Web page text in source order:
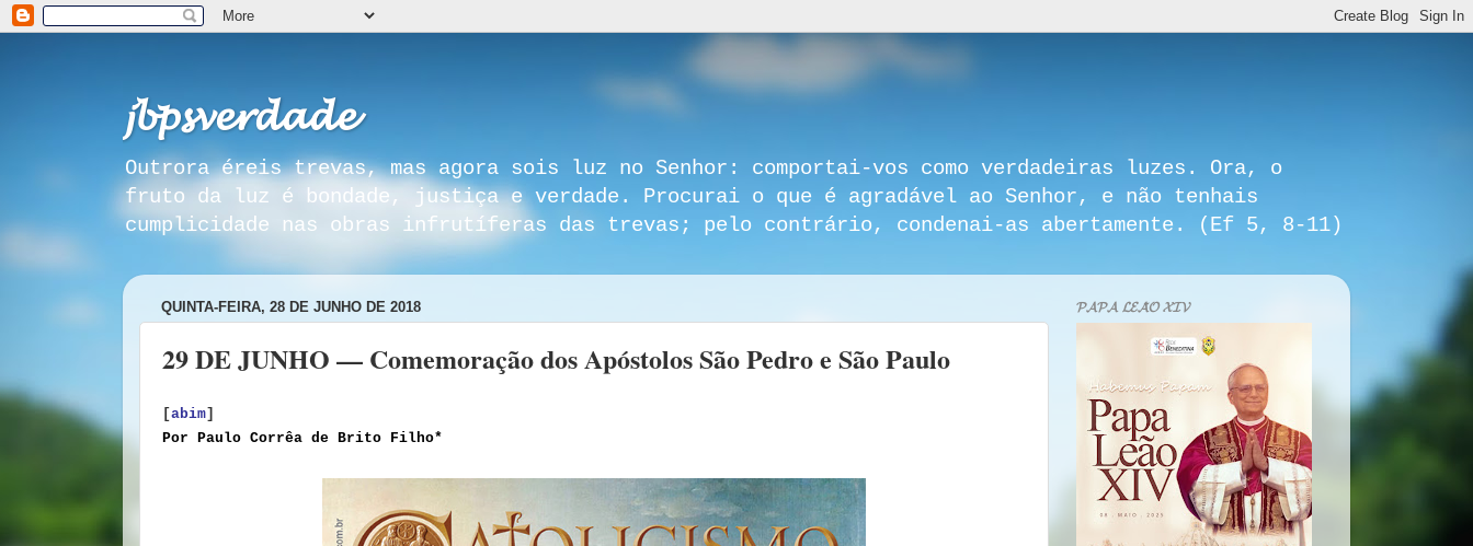
𝓳𝓫𝓹𝓼𝓿𝓮𝓻𝓭𝓪𝓭𝓮
Outrora éreis trevas, mas agora sois luz no Senhor: comportai-vos como verdadeiras luzes. Ora, o
fruto da luz é bondade, justiça e verdade. Procurai o que é agradável ao Senhor, e não tenhais
cumplicidade nas obras infrutíferas das trevas; pelo contrário, condenai-as abertamente. (Ef 5, 8-11)
QUINTA-FEIRA, 28 DE JUNHO DE 2018
29 DE JUNHO — Comemoração dos Apóstolos São Pedro e São Paulo
[abim]
Por Paulo Corrêa de Brito Filho*
𝓟𝓐𝓟𝓐 𝓛𝓔𝓐̃𝓞 𝓧𝓘𝓥